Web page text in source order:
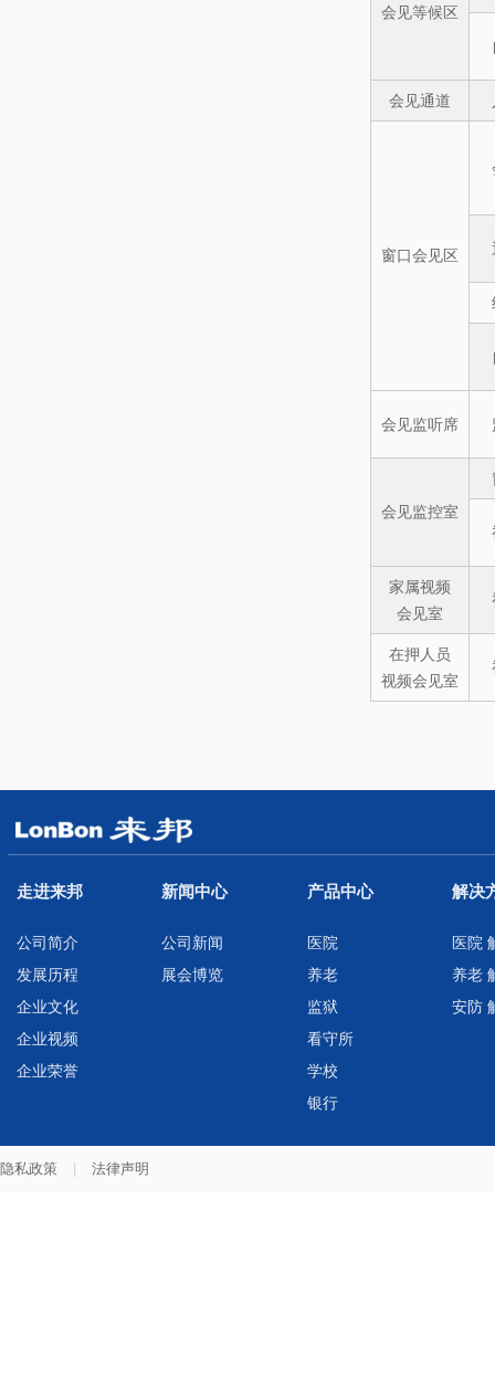
会见等候区
会见通道
窗口会见区
会见监听席
会见监控室
家属视频
会见室
在押人员
视频会见室
走进来邦
公司简介
发展历程
企业文化
企业视频
企业荣誉
新闻中心
公司新闻
展会博览
产品中心
医院
养老
监狱
看守所
学校
银行
解决
医院
养老
安防
隐私政策 法律声明